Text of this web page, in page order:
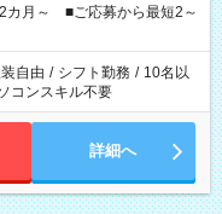
、ご希望を教えてください
合計で週40時間を超える場
2カ月～ ■ご応募から最短2～
自由 / シフト勤務 / 10名以
コンスキル不要
詳細へ